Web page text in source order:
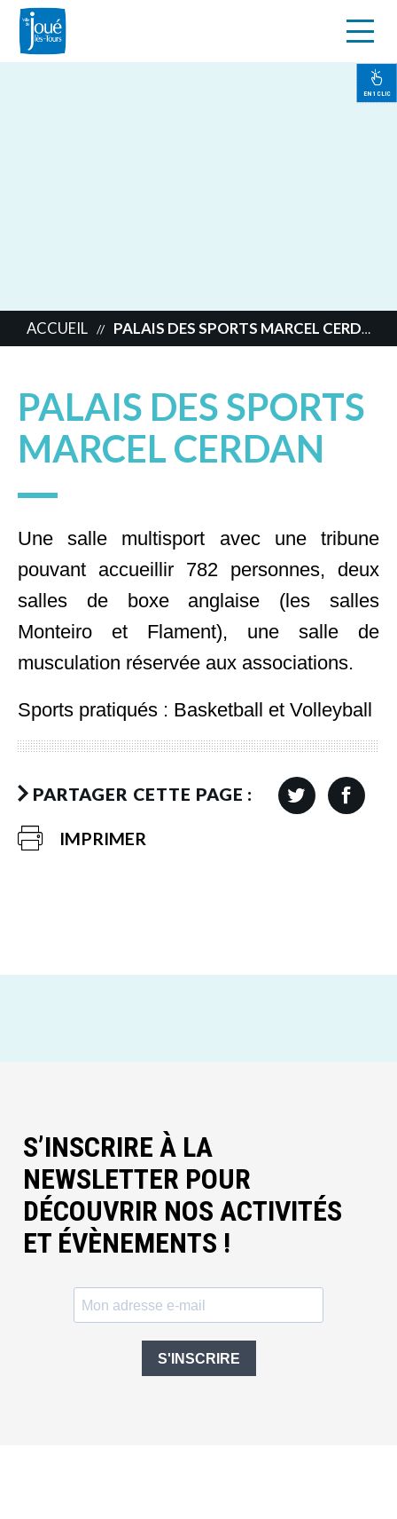
EN 1 CLIC
ACCUEIL // PALAIS DES SPORTS MARCEL CERDAN
PALAIS DES SPORTS
MARCEL CERDAN
Une salle multisport avec une tribune
pouvant accueillir 782 personnes, deux
salles de boxe anglaise (les salles
Monteiro et Flament), une salle de
musculation réservée aux associations.
Sports pratiqués : Basketball et Volleyball
PARTAGER CETTE PAGE :
IMPRIMER
S’INSCRIRE À LA
NEWSLETTER POUR
DÉCOUVRIR NOS ACTIVITÉS
ET ÉVÈNEMENTS !
S'INSCRIRE